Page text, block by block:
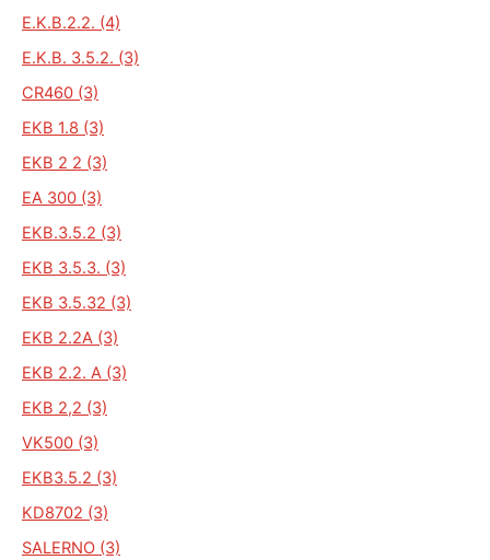
E.K.B.2.2. (4)
E.K.B. 3.5.2. (3)
CR460 (3)
EKB 1.8 (3)
EKB 2 2 (3)
EA 300 (3)
EKB.3.5.2 (3)
EKB 3.5.3. (3)
EKB 3.5.32 (3)
EKB 2.2A (3)
EKB 2.2. A (3)
EKB 2,2 (3)
VK500 (3)
EKB3.5.2 (3)
KD8702 (3)
SALERNO (3)